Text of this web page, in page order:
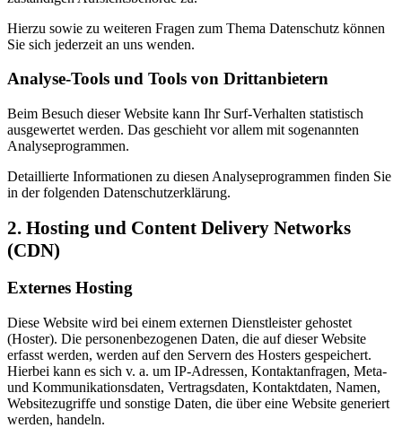
Hierzu sowie zu weiteren Fragen zum Thema Datenschutz können
Sie sich jederzeit an uns wenden.
Analyse-Tools und Tools von Dritt­anbietern
Beim Besuch dieser Website kann Ihr Surf-Verhalten statistisch
ausgewertet werden. Das geschieht vor allem mit sogenannten
Analyseprogrammen.
Detaillierte Informationen zu diesen Analyseprogrammen finden Sie
in der folgenden Datenschutzerklärung.
2. Hosting und Content Delivery Networks
(CDN)
Externes Hosting
Diese Website wird bei einem externen Dienstleister gehostet
(Hoster). Die personenbezogenen Daten, die auf dieser Website
erfasst werden, werden auf den Servern des Hosters gespeichert.
Hierbei kann es sich v. a. um IP-Adressen, Kontaktanfragen, Meta-
und Kommunikationsdaten, Vertragsdaten, Kontaktdaten, Namen,
Websitezugriffe und sonstige Daten, die über eine Website generiert
werden, handeln.